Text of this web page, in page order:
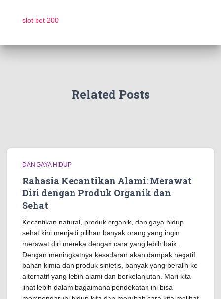
slot bet 200
Related Posts
DAN GAYA HIDUP
Rahasia Kecantikan Alami: Merawat
Diri dengan Produk Organik dan
Sehat
Kecantikan natural, produk organik, dan gaya hidup
sehat kini menjadi pilihan banyak orang yang ingin
merawat diri mereka dengan cara yang lebih baik.
Dengan meningkatnya kesadaran akan dampak negatif
bahan kimia dan produk sintetis, banyak yang beralih ke
alternatif yang lebih alami dan berkelanjutan. Mari kita
lihat lebih dalam bagaimana pendekatan ini bisa